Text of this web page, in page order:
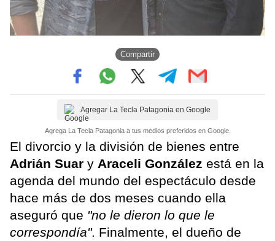
Compartir
Agregar La Tecla Patagonia en Google
Agrega La Tecla Patagonia a tus medios preferidos en Google.
El divorcio y la división de bienes entre
Adrián Suar y Araceli González está en la
agenda del mundo del espectáculo desde
hace más de dos meses cuando ella
aseguró que "no le dieron lo que le
correspondía". Finalmente, el dueño de